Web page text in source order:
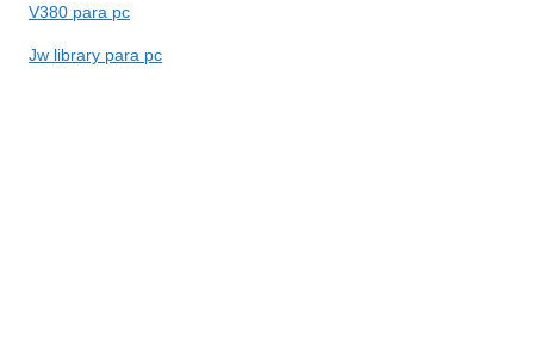
V380 para pc
Jw library para pc